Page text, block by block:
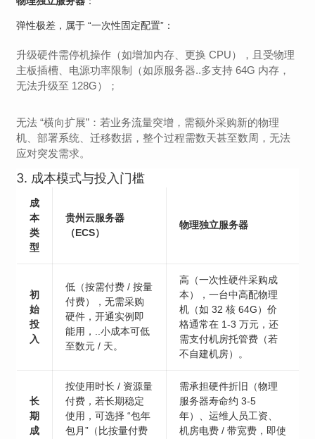
弹性极差，属于 “一次性固定配置”：
升级硬件需停机操作（如增加内存、更换 CPU），且受物理
主板插槽、电源功率限制（如原服务器..多支持 64G 内存，
无法升级至 128G）；
无法 “横向扩展”：若业务流量突增，需额外采购新的物理
机、部署系统、迁移数据，整个过程需数天甚至数周，无法
应对突发需求。
3. 成本模式与投入门槛
成
本
类
型
贵州云服务器
（ECS）
物理独立服务器
初
始
投
入
低（按需付费 / 按量
付费），无需采购
硬件，开通实例即
能用，..小成本可低
至数元 / 天。
高（一次性硬件采购成
本），一台中高配物理
机（如 32 核 64G）价
格通常在 1-3 万元，还
需支付机房托管费（若
不自建机房）。
长
期
成
按使用时长 / 资源量
付费，若长期稳定
使用，可选择 “包年
包月”（比按量付费
需承担硬件折旧（物理
服务器寿命约 3-5
年）、运维人员工资、
机房电费 / 带宽费，即使